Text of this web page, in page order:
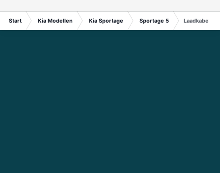
Start Kia Modellen Kia Sportage Sportage 5 Laadkabel